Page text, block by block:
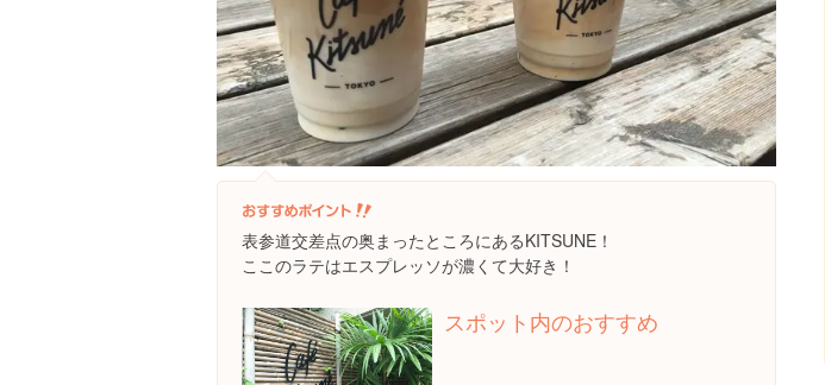
表参道交差点の奥まったところにあるKITSUNE！
ここのラテはエスプレッソが濃くて大好き！
スポット内のおすすめ